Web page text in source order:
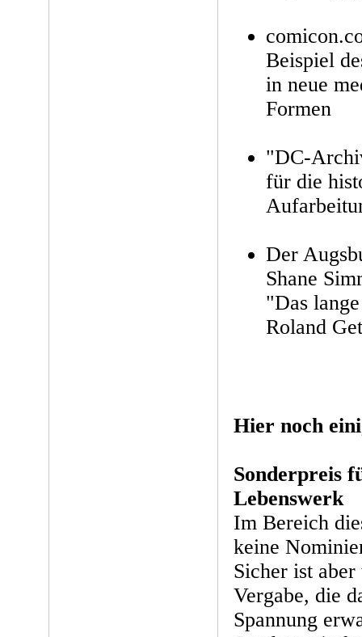
Beispiel
in neue
Formen
"DC-
für die
Der
Shane
"Das
Roland
Hier noch
Sonderpreis
Lebenswerk
Im Bereich
keine
Sicher ist
Vergabe, die
Spannung